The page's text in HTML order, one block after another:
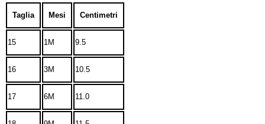
Taglia Mesi Centimetri
15 1M 9.5
16 3M 10.5
17 6M 11.0